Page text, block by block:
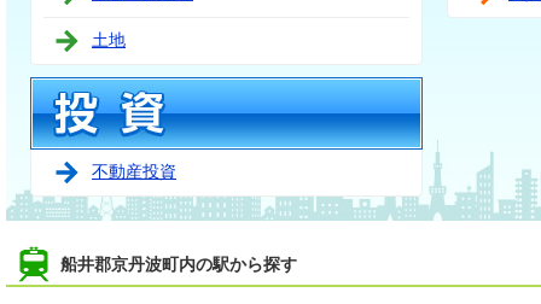
土地
不動産投資
船井郡京丹波町内の駅から探す